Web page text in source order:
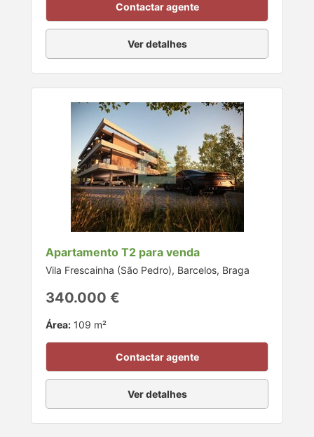
Contactar agente
Ver detalhes
Apartamento T2 para venda
Vila Frescainha (São Pedro), Barcelos, Braga
340.000 €
Área: 109 m²
Contactar agente
Ver detalhes